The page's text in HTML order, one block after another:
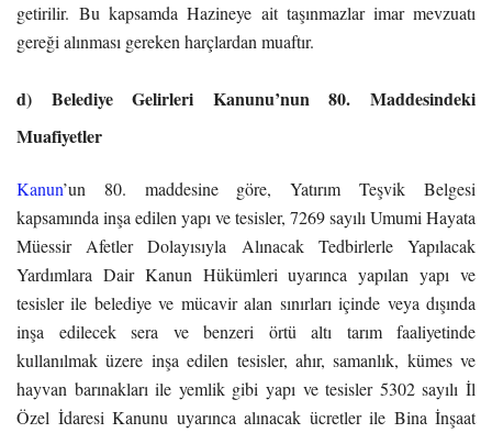
getirilir. Bu kapsamda Hazineye ait taşınmazlar imar mevzuatı
gereği alınması gereken harçlardan muaftır.
d) Belediye Gelirleri Kanunu’nun 80. Maddesindeki
Muafiyetler
Kanun’un 80. maddesine göre, Yatırım Teşvik Belgesi
kapsamında inşa edilen yapı ve tesisler, 7269 sayılı Umumi Hayata
Müessir Afetler Dolayısıyla Alınacak Tedbirlerle Yapılacak
Yardımlara Dair Kanun Hükümleri uyarınca yapılan yapı ve
tesisler ile belediye ve mücavir alan sınırları içinde veya dışında
inşa edilecek sera ve benzeri örtü altı tarım faaliyetinde
kullanılmak üzere inşa edilen tesisler, ahır, samanlık, kümes ve
hayvan barınakları ile yemlik gibi yapı ve tesisler 5302 sayılı İl
Özel İdaresi Kanunu uyarınca alınacak ücretler ile Bina İnşaat